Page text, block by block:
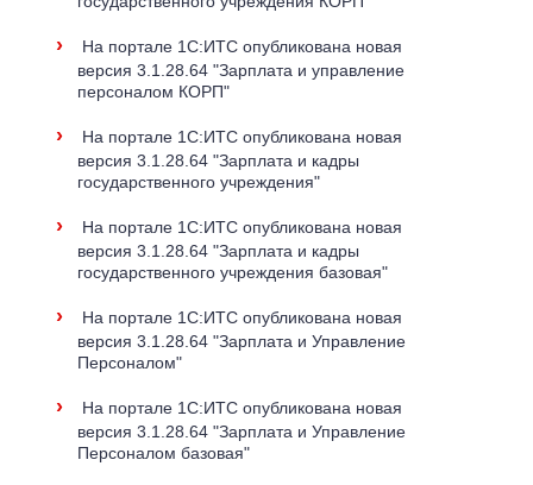
›
На портале 1С:ИТС опубликована новая
версия 3.1.28.64 "Зарплата и управление
персоналом КОРП"
›
На портале 1С:ИТС опубликована новая
версия 3.1.28.64 "Зарплата и кадры
государственного учреждения"
›
На портале 1С:ИТС опубликована новая
версия 3.1.28.64 "Зарплата и кадры
государственного учреждения базовая"
›
На портале 1С:ИТС опубликована новая
версия 3.1.28.64 "Зарплата и Управление
Персоналом"
›
На портале 1С:ИТС опубликована новая
версия 3.1.28.64 "Зарплата и Управление
Персоналом базовая"